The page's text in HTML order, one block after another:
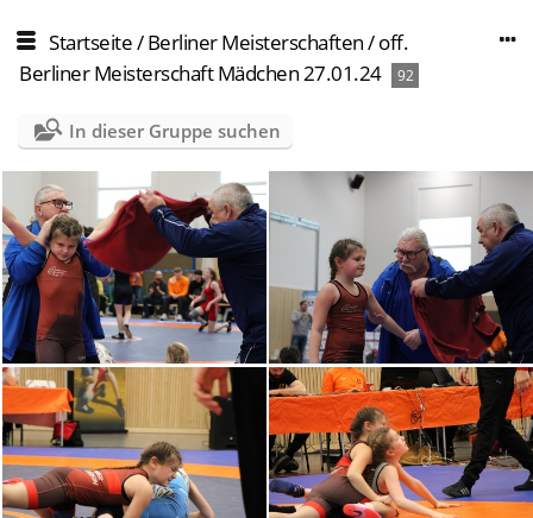
Startseite/Berliner Meisterschaften/off.
Berliner Meisterschaft Mädchen 27.01.24
92
In dieser Gruppe suchen